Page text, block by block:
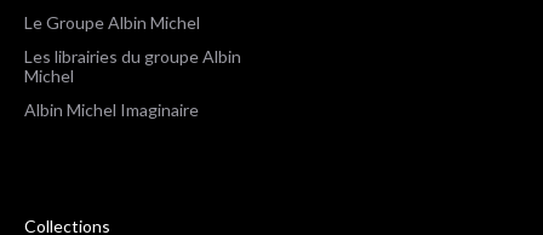
Le Groupe Albin Michel
Les librairies du groupe Albin
Michel
Albin Michel Imaginaire
Collections